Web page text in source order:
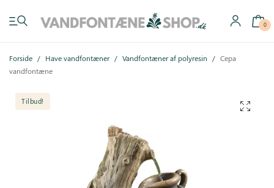
0
Forside / Have vandfontæner / Vandfontæner af polyresin / Cepa
vandfontæne
Tilbud!
Have vandfontæner
Indendørs vandfontæner